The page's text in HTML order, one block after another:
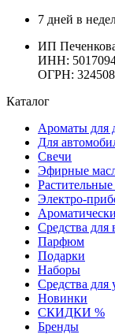
7 дней в
ИП
ИНН:
ОГРН:
Каталог
Ароматы для
Для
Свечи
Эфирные
Растительные
Электро-
Средства для
Парфюм
Подарки
Наборы
Средства для
Новинки
СКИДКИ %
Бренды